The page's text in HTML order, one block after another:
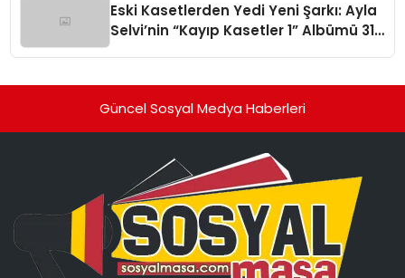
Eski Kasetlerden Yedi Yeni Şarkı: Ayla
Selvi’nin “Kayıp Kasetler 1” Albümü 31
Güncel Sosyal Medya Haberleri